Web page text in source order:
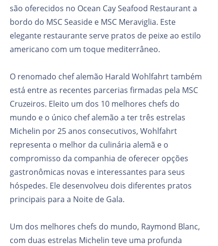
são oferecidos no Ocean Cay Seafood Restaurant a
bordo do MSC Seaside e MSC Meraviglia. Este
elegante restaurante serve pratos de peixe ao estilo
americano com um toque mediterrâneo.
O renomado chef alemão Harald Wohlfahrt também
está entre as recentes parcerias firmadas pela MSC
Cruzeiros. Eleito um dos 10 melhores chefs do
mundo e o único chef alemão a ter três estrelas
Michelin por 25 anos consecutivos, Wohlfahrt
representa o melhor da culinária alemã e o
compromisso da companhia de oferecer opções
gastronômicas novas e interessantes para seus
hóspedes. Ele desenvolveu dois diferentes pratos
principais para a Noite de Gala.
Um dos melhores chefs do mundo, Raymond Blanc,
com duas estrelas Michelin teve uma profunda